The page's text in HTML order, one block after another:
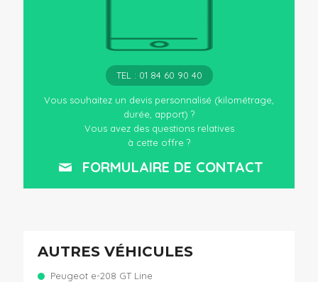
TEL : 01 84 60 90 40
Vous souhaitez un devis personnalisé (kilométrage,
durée, apport) ?
Vous avez des questions relatives
à cette offre ?
FORMULAIRE DE CONTACT
AUTRES VÉHICULES
Peugeot e-208 GT Line